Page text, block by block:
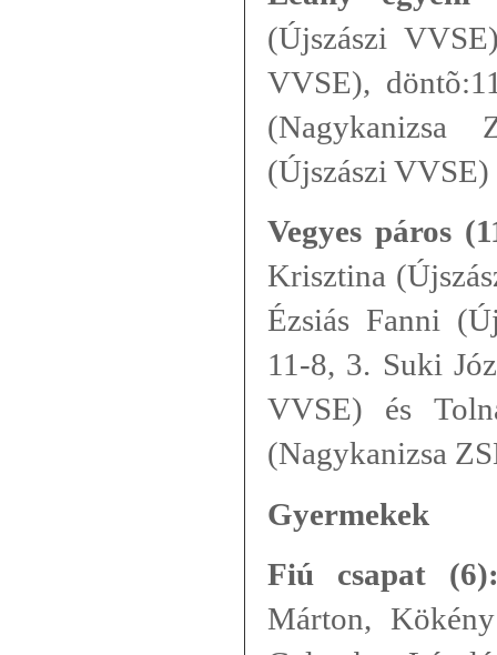
(Újszászi
VVSE),
(Újszászi VVSE)
Vegyes páros
Krisztina
Ézsiás Fanni
11-8, 3. Suki
VVSE) és
(Nagykanizsa
Gyermekek
Fiú csapat
Márton,